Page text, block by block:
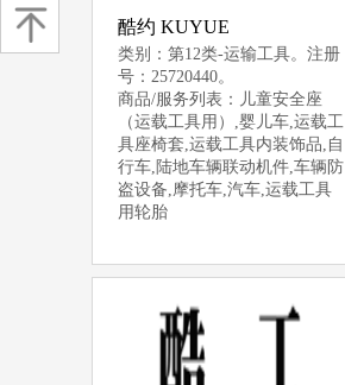
酷约 KUYUE
类别：第12类-运输工具。注册
号：25720440。
商品/服务列表：儿童安全座
（运载工具用）,婴儿车,运载工
具座椅套,运载工具内装饰品,自
行车,陆地车辆联动机件,车辆防
盗设备,摩托车,汽车,运载工具
用轮胎